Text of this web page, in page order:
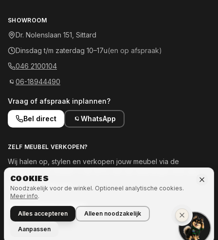
SHOWROOM
Dr. Nolenslaan 151, Sittard
Dinsdag t/m zaterdag 10–17u(en op afspraak)
046 2100104
06-18944490
Vraag of afspraak inplannen?
Bel direct WhatsApp
ZELF MEUBEL VERKOPEN?
Wij halen op, stylen en verkopen jouw meubel via de
Meld je meubel aan →
OOK INTERESSE IN MEER?
Naar Ozze.Shop →
COOKIES
Noodzakelijk voor de winkel. Optioneel analytische cookies.
Meer info.
Alles accepteren Alleen noodzakelijk
Aanpassen